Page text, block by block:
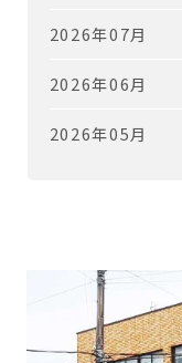
2026年07月
2026年06月
2026年05月